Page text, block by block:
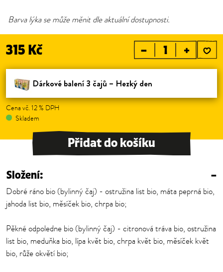
Barva lýka se může měnit dle aktuální dostupnosti.
315 Kč – +
Dárkové balení 3 čajů – Hezký den
Cena vč. 12 % DPH
Skladem
Přidat do košíku
Složení: –
Dobré ráno bio (bylinný čaj) - ostružina list bio, máta peprná bio,
jahoda list bio, měsíček bio, chrpa bio;
Pěkné odpoledne bio (bylinný čaj) - citronová tráva bio, ostružina
list bio, meduňka bio, lípa květ bio, chrpa květ bio, měsíček květ
bio, růže okvětí bio;